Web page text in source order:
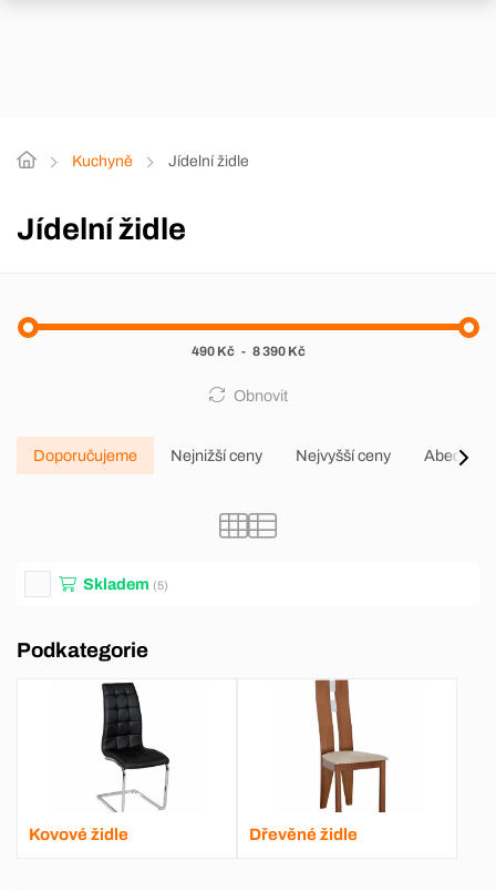
Kuchyně Jídelní židle
Jídelní židle
490 Kč - 8 390 Kč
Obnovit
Doporučujeme Nejnižší ceny Nejvyšší ceny Abecedně
Skladem (5)
Podkategorie
Kovové židle Dřevěné židle